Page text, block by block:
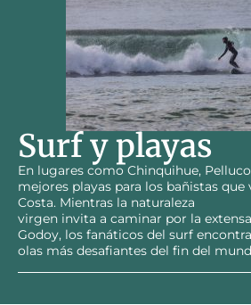
Surf y playas
En lugares como Chinquihue,
mejores playas para los bañistas
Costa. Mientras la naturaleza
virgen invita a caminar por la
Godoy, los fanáticos del surf
olas más desafiantes del fin del